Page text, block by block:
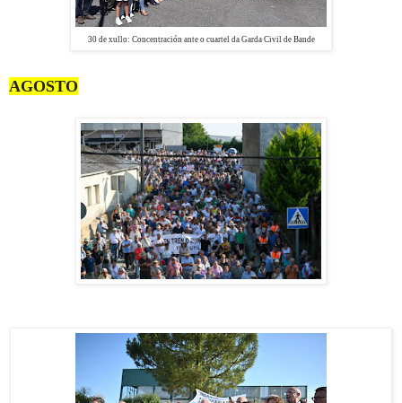
30 de xullo: Concentración ante o cuartel da Garda Civil de Bande
AGOSTO